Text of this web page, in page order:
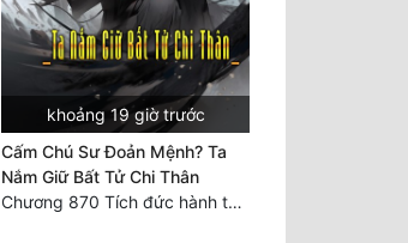
khoảng 19 giờ trước
Cấm Chú Sư Đoản Mệnh? Ta
Nắm Giữ Bất Tử Chi Thân
Chương 870 Tích đức hành thiện